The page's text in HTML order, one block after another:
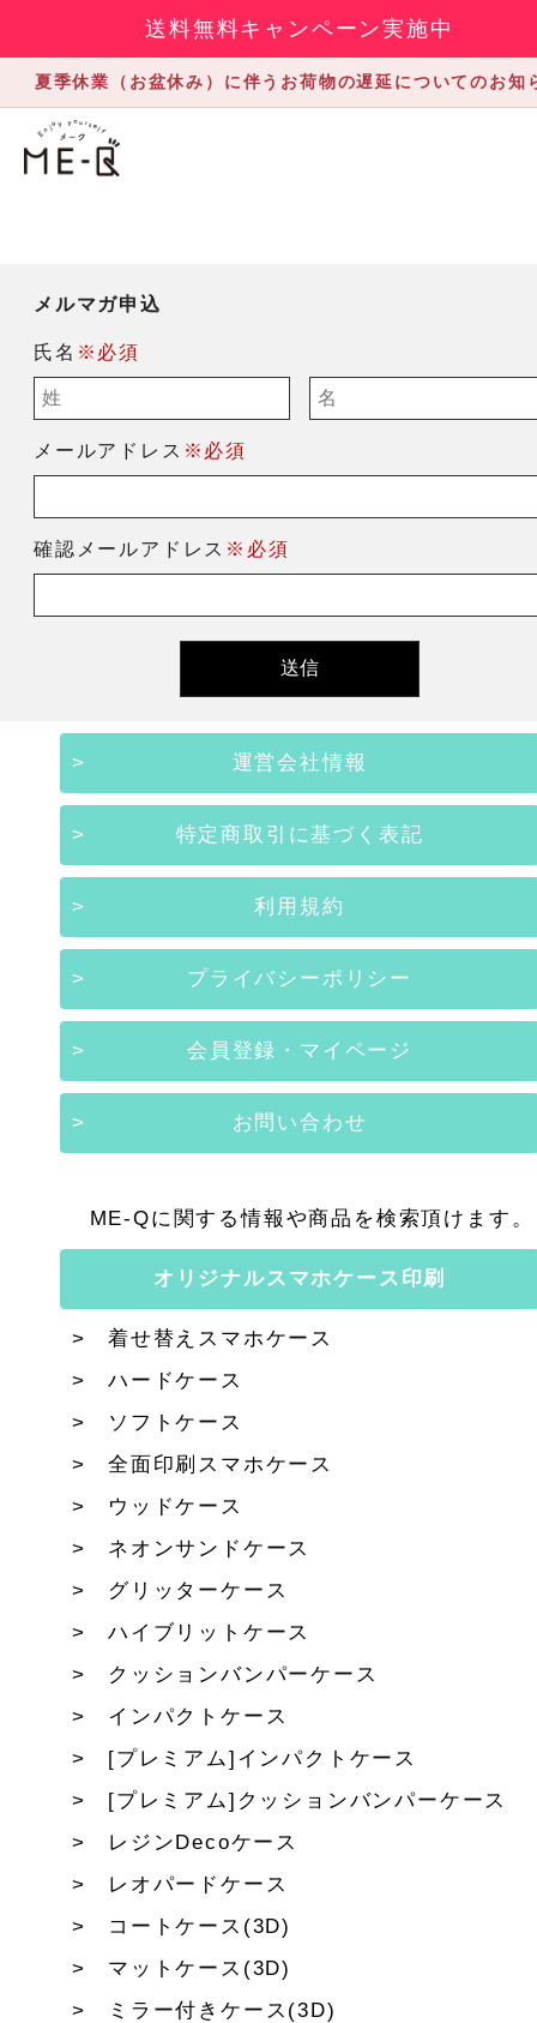
送料無料キャンペーン実施中
夏季休業（お盆休み）に伴うお荷物の遅延についてのお知
メルマガ申込
氏名 ※必須
メールアドレス ※必須
確認メールアドレス ※必須
運営会社情報
特定商取引に基づく表記
利用規約
プライバシーポリシー
会員登録・マイページ
お問い合わせ
ME-Qに関する情報や商品を検索頂けます。
オリジナルスマホケース印刷
着せ替えスマホケース
ハードケース
ソフトケース
全面印刷スマホケース
ウッドケース
ネオンサンドケース
グリッターケース
ハイブリットケース
クッションバンパーケース
インパクトケース
[プレミアム]インパクトケース
[プレミアム]クッションバンパーケース
レジンDecoケース
レオパードケース
コートケース(3D)
マットケース(3D)
ミラー付きケース(3D)